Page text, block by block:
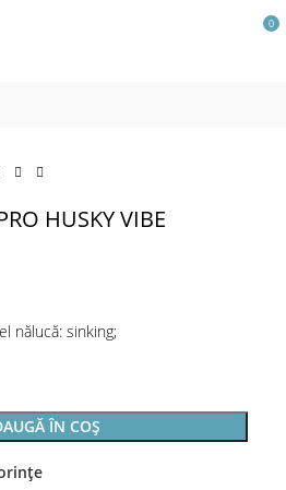
0
HUSKY VIBE
nălucă: sinking;
ÎN COȘ